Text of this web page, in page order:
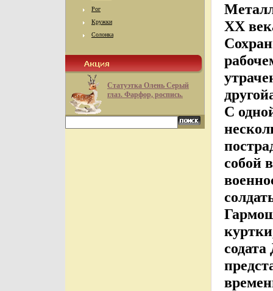
Рог
Кружки
Солонка
Статуэтка Олень Серый
глаз. Фарфор, роспись.
XX
С
собой